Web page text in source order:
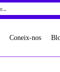
Coneix-nos